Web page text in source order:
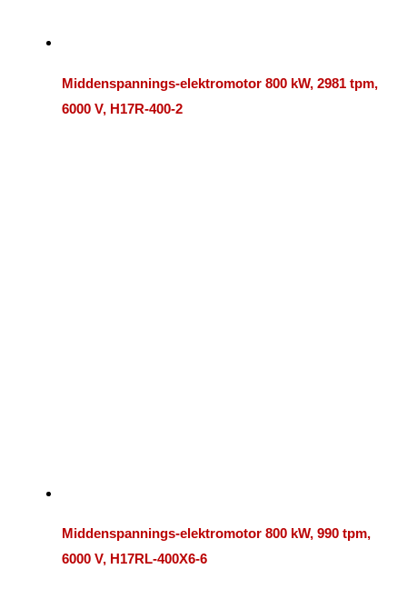
Middenspannings-elektromotor 800 kW, 2981 tpm,
6000 V, H17R-400-2
Middenspannings-elektromotor 800 kW, 990 tpm,
6000 V, H17RL-400X6-6